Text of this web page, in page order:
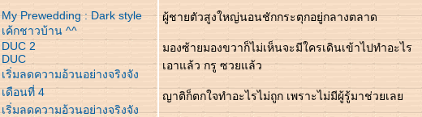
My Prewedding : Dark style
เค้กชาวบ้าน ^^
DUC 2
DUC
เริ่มลดความอ้วนอย่างจริงจัง
เดือนที่ 4
เริ่มลดความอ้วนอย่างจริงจัง
ผู้ชายตัวสูงใหญ่นอนชักกระตุกอยู่กลางตลาด
มองซ้ายมองขวาก็ไม่เห็นจะมีใครเดินเข้าไปทำอะไร
เอาแล้ว กรู ซวยแล้ว
ญาติก็ตกใจทำอะไรไม่ถูก เพราะไม่มีผู้รู้มาช่วยเล